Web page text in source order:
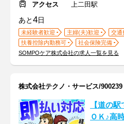
アクセス
上二田駅
あと4日
未経験者歓迎 主婦(夫)歓迎
交通
扶養控除内勤務可
社会保険完備
SOMPOケア株式会社の求人一覧を見る
株式会社テクノ・サービス/900239
【道の
ＯＫ♪高